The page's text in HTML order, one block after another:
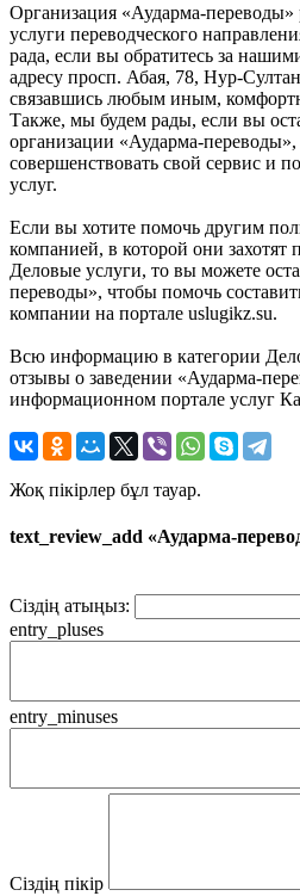
Организация «Аударма-переводы»
услуги переводческого
рада, если вы обратитесь за
адресу просп. Абая, 78, Нур-
связавшись любым иным,
Также, мы будем рады, если вы
организации «Аударма-
совершенствовать свой сервис и
услуг.
Если вы хотите помочь другим
компанией, в которой они захотят
Деловые услуги, то вы можете
переводы», чтобы помочь
компании на портале uslugikz.su.
Всю информацию в категории
отзывы о заведении «Аударма-
информационном портале услуг
Жоқ пікірлер бұл тауар.
text_review_add «Аударма-
Сіздің атыңыз:
entry_pluses
entry_minuses
Сіздің пікір